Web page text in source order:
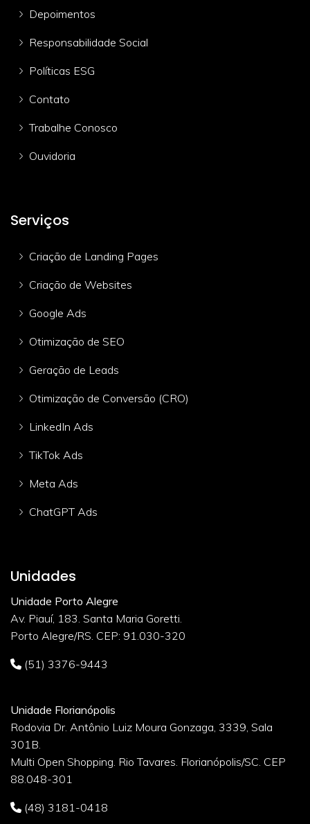
Depoimentos
Responsabilidade Social
Políticas ESG
Contato
Trabalhe Conosco
Ouvidoria
Serviços
Criação de Landing Pages
Criação de Websites
Google Ads
Otimização de SEO
Geração de Leads
Otimização de Conversão (CRO)
LinkedIn Ads
TikTok Ads
Meta Ads
ChatGPT Ads
Unidades
Unidade Porto Alegre
Av. Piauí, 183. Santa Maria Goretti.
Porto Alegre/RS. CEP: 91.030-320
(51) 3376-9443
Unidade Florianópolis
Rodovia Dr. Antônio Luiz Moura Gonzaga, 3339, Sala
301B.
Multi Open Shopping. Rio Tavares. Florianópolis/SC. CEP
88.048-301
(48) 3181-0418